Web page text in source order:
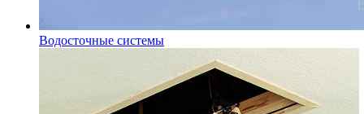
Водосточные системы